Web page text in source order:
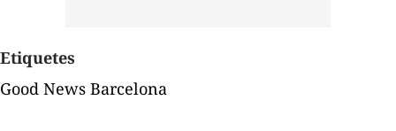
Etiquetes
Good News Barcelona